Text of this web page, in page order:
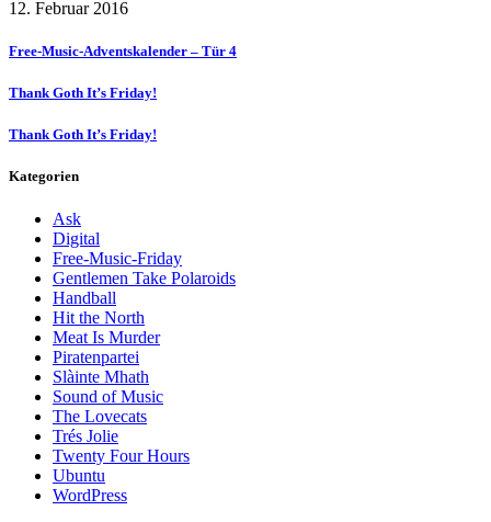
12. Februar 2016
Free-Music-Adventskalender – Tür 4
Thank Goth It’s Friday!
Thank Goth It’s Friday!
Kategorien
Ask
Digital
Free-Music-Friday
Gentlemen Take Polaroids
Handball
Hit the North
Meat Is Murder
Piratenpartei
Slàinte Mhath
Sound of Music
The Lovecats
Trés Jolie
Twenty Four Hours
Ubuntu
WordPress